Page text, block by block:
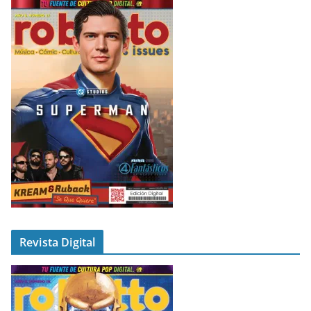
Revista Digital